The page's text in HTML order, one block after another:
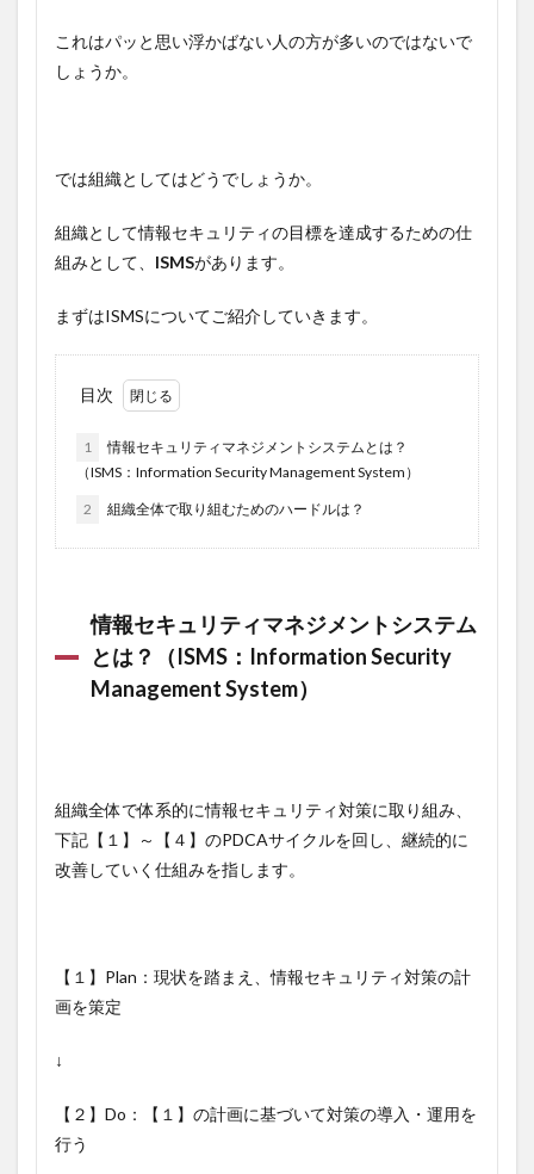
これはパッと思い浮かばない人の方が多いのではないで
しょうか。
では組織としてはどうでしょうか。
組織として情報セキュリティの目標を達成するための仕
組みとして、 ISMSがあります。
まずはISMSについてご紹介していきます。
目次
1
情報セキュリティマネジメントシステムとは？
（ISMS：Information Security Management System）
2 組織全体で取り組むためのハードルは？
情報セキュリティマネジメントシステム
とは？（ISMS：Information Security
Management System）
組織全体で体系的に情報セキュリティ対策に取り組み、
下記【１】～【４】のPDCAサイクルを回し、継続的に
改善していく仕組みを指します。
【１】Plan：現状を踏まえ、情報セキュリティ対策の計
画を策定
↓
【２】Do：【１】の計画に基づいて対策の導入・運用を
行う